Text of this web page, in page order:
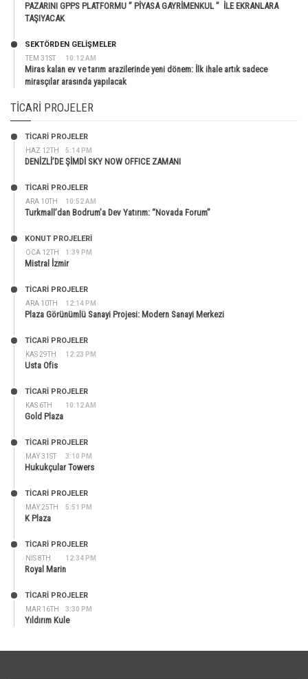
PAZARINI GPPS PLATFORMU ” PİYASA GAYRİMENKUL ” İLE EKRANLARA
TAŞIYACAK
TEM 31ST 10:12 AM
SEKTÖRDEN GELIŞMELER
Miras kalan ev ve tarım arazilerinde yeni dönem: İlk ihale artık sadece
mirasçılar arasında yapılacak
TICARI PROJELER
HAZ 12TH 5:14 PM
TİCARİ PROJELER
DENİZLİ’DE ŞİMDİ SKY NOW OFFICE ZAMANI
ARA 10TH 10:52 AM
TİCARİ PROJELER
Turkmall’dan Bodrum’a Dev Yatırım: “Novada Forum”
OCA 12TH 1:39 PM
KONUT PROJELERI
Mistral İzmir
ARA 10TH 12:14 PM
TİCARİ PROJELER
Plaza Görünümlü Sanayi Projesi: Modern Sanayi Merkezi
KAS 29TH 12:23 PM
TİCARİ PROJELER
Usta Ofis
KAS 6TH 10:12 AM
TİCARİ PROJELER
Gold Plaza
MAY 31ST 3:10 PM
TİCARİ PROJELER
Hukukçular Towers
MAY 25TH 5:51 PM
TİCARİ PROJELER
K Plaza
NIS 8TH 12:34 PM
TİCARİ PROJELER
Royal Marin
MAR 16TH 3:30 PM
TİCARİ PROJELER
Yıldırım Kule